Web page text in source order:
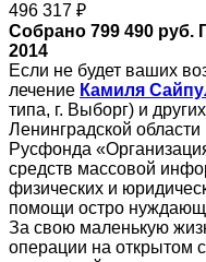
496 317 ₽
Собрано 799 490 руб.
2014
Если не будет ваших
лечение Камиля
типа, г. Выборг) и
Ленинградской
Русфонда
средств массовой
физических и
помощи остро
За свою маленькую
операции на открытом